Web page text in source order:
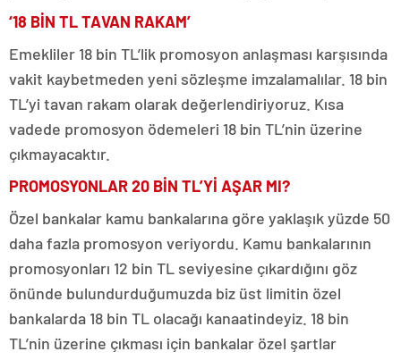
‘18 BİN TL TAVAN RAKAM’
Emekliler 18 bin TL’lik promosyon anlaşması karşısında
vakit kaybetmeden yeni sözleşme imzalamalılar. 18 bin
TL’yi tavan rakam olarak değerlendiriyoruz. Kısa
vadede promosyon ödemeleri 18 bin TL’nin üzerine
çıkmayacaktır.
PROMOSYONLAR 20 BİN TL’Yİ AŞAR MI?
Özel bankalar kamu bankalarına göre yaklaşık yüzde 50
daha fazla promosyon veriyordu. Kamu bankalarının
promosyonları 12 bin TL seviyesine çıkardığını göz
önünde bulundurduğumuzda biz üst limitin özel
bankalarda 18 bin TL olacağı kanaatindeyiz. 18 bin
TL’nin üzerine çıkması için bankalar özel şartlar